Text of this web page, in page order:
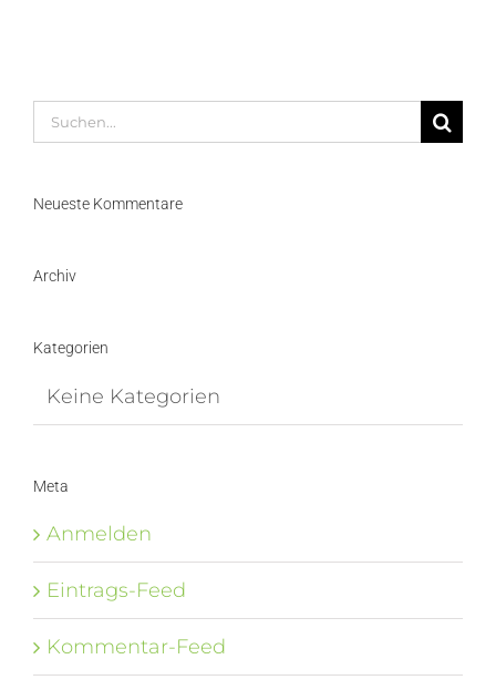
Suche
nach:
Neueste Kommentare
Archiv
Kategorien
Keine Kategorien
Meta
Anmelden
Eintrags-Feed
Kommentar-Feed